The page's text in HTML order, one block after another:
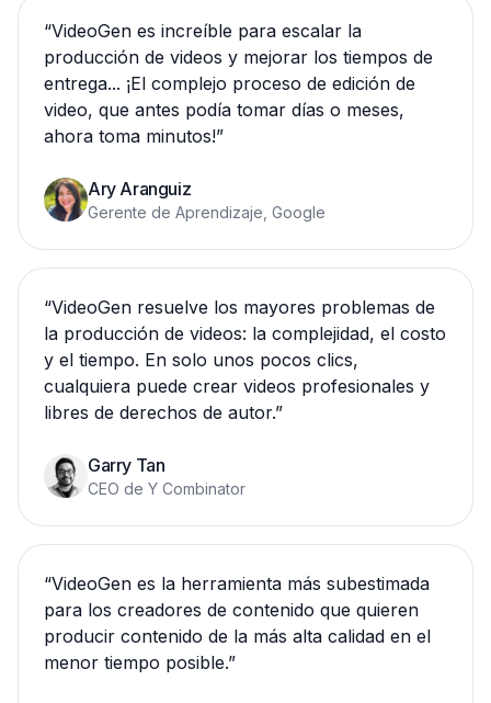
“VideoGen es increíble para escalar la
producción de videos y mejorar los tiempos de
entrega... ¡El complejo proceso de edición de
video, que antes podía tomar días o meses,
ahora toma minutos!”
Ary Aranguiz
Gerente de Aprendizaje, Google
“VideoGen resuelve los mayores problemas de
la producción de videos: la complejidad, el costo
y el tiempo. En solo unos pocos clics,
cualquiera puede crear videos profesionales y
libres de derechos de autor.”
Garry Tan
CEO de Y Combinator
“VideoGen es la herramienta más subestimada
para los creadores de contenido que quieren
producir contenido de la más alta calidad en el
menor tiempo posible.”